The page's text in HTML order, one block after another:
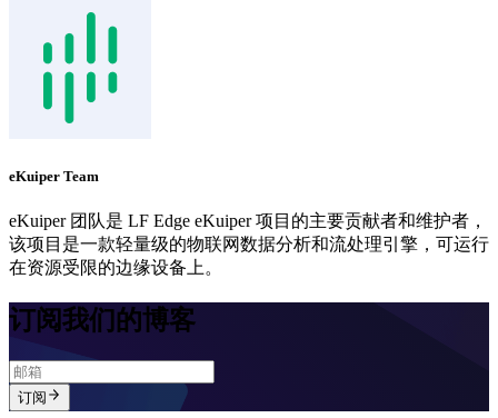
eKuiper Team
eKuiper 团队是 LF Edge eKuiper 项目的主要贡献者和维护者，
该项目是一款轻量级的物联网数据分析和流处理引擎，可运行
在资源受限的边缘设备上。
订阅我们的博客
订阅